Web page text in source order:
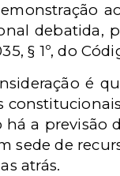
debatida,
§ 1º, do
é
a
sede de
atrás.